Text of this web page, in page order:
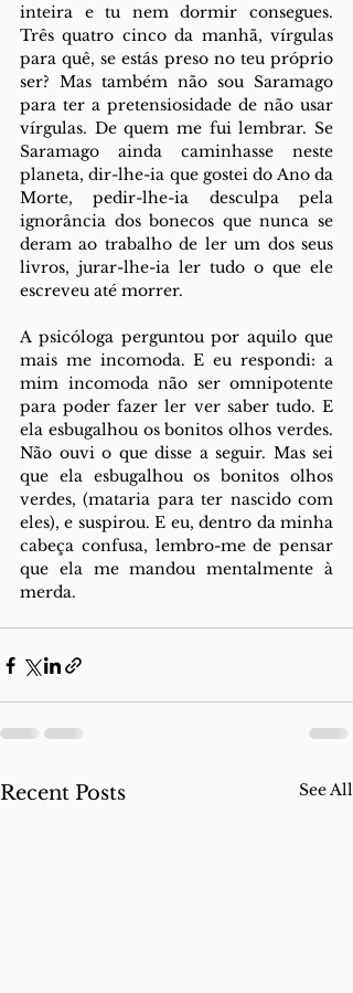
inteira e tu nem dormir consegues.
Três quatro cinco da manhã, vírgulas
para quê, se estás preso no teu próprio
ser? Mas também não sou Saramago
para ter a pretensiosidade de não usar
vírgulas. De quem me fui lembrar. Se
Saramago ainda caminhasse neste
planeta, dir-lhe-ia que gostei do Ano da
Morte, pedir-lhe-ia desculpa pela
ignorância dos bonecos que nunca se
deram ao trabalho de ler um dos seus
livros, jurar-lhe-ia ler tudo o que ele
escreveu até morrer.
A psicóloga perguntou por aquilo que
mais me incomoda. E eu respondi: a
mim incomoda não ser omnipotente
para poder fazer ler ver saber tudo. E
ela esbugalhou os bonitos olhos verdes.
Não ouvi o que disse a seguir. Mas sei
que ela esbugalhou os bonitos olhos
verdes, (mataria para ter nascido com
eles), e suspirou. E eu, dentro da minha
cabeça confusa, lembro-me de pensar
que ela me mandou mentalmente à
merda.
Recent Posts See All